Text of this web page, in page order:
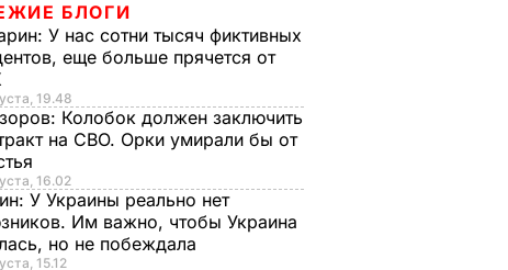
БЛОГИ
У нас сотни тысяч фиктивных
еще больше прячется от
19.48
Колобок должен заключить
на СВО. Орки умирали бы от
16.02
У Украины реально нет
Им важно, чтобы Украина
но не побеждала
15.12